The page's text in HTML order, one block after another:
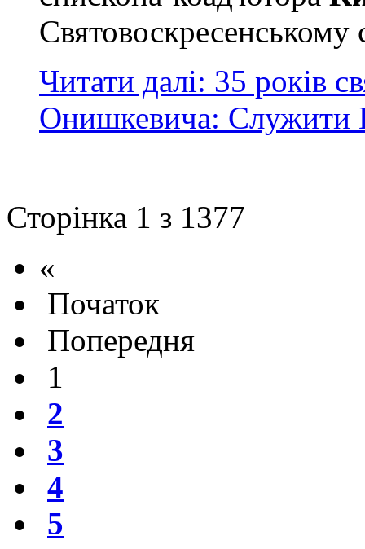
Святовоскресенському
Читати далі: 35 років
Онишкевича: Служити
Сторінка 1 з 1377
«
Початок
Попередня
1
2
3
4
5